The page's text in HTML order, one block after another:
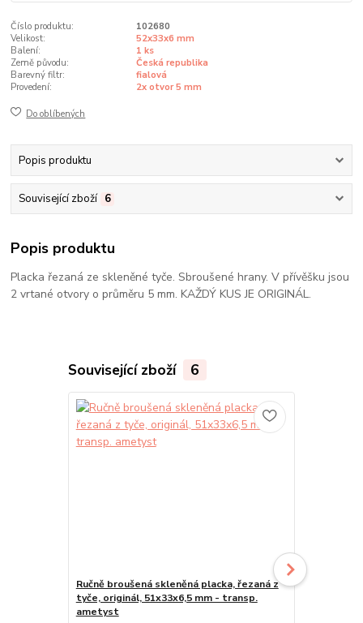
Číslo produktu:
102680
Velikost:
52x33x6 mm
Balení:
1 ks
Země původu:
Česká republika
Barevný filtr:
fialová
Provedení:
2x otvor 5 mm
Do oblíbených
Popis produktu
Související zboží 6
Popis produktu
Placka řezaná ze skleněné tyče. Sbroušené hrany. V přívěšku jsou
2 vrtané otvory o průměru 5 mm. KAŽDÝ KUS JE ORIGINÁL.
Související zboží 6
Ručně broušená skleněná placka, řezaná z
tyče, originál, 51x33x6,5 mm - transp.
ametyst
Ručně